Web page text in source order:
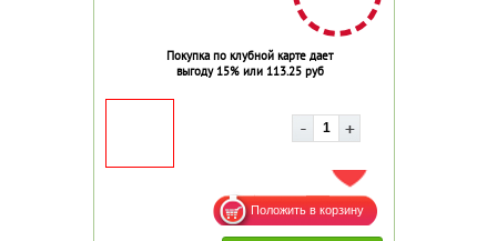
Покупка по клубной карте дает
выгоду 15% или 113.25 руб
ДОБАВИТЬ В ИЗБРАННОЕ